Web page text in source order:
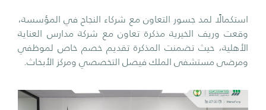
استكمالًا لمد جسور التعاون مع شركاء النجاح في المؤسسة،
وقعت وريف الخيرية مذكرة تعاون مع شركة مدارس العناية
الأهلية، حيث تضمنت المذكرة تقديم خصم خاص لموظفي
ومرضى مستشفى الملك فيصل التخصصي ومركز الأبحاث.